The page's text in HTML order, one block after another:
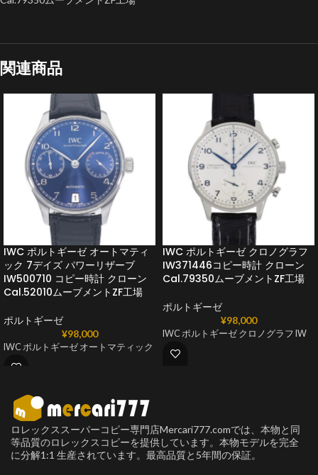
関連商品
IWC ポルトギーゼ オートマティ
ック 7デイズ パワーリザーブ
IW500710 コピー時計 クローン
Cal.52010ムーブメントZF工場
ポルトギーゼ
¥98,000
IWC ポルトギーゼ オートマティック
IWC ポルトギーゼ クロノグラフ
IW371446コピー時計 クローン
Cal.79350ムーブメントZF工場
ポルトギーゼ
¥98,000
IWC ポルトギーゼ クロノグラフ IW
ロレックススーパーコピー専門店Mercari777.comでは、本物と同
等品質のロレックスコピーを提供しています。本物モデルを完全
に分解1:1 生産されています。最高品質と5年間の保証。